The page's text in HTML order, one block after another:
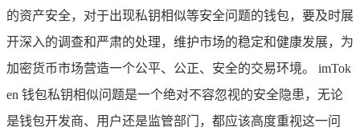
的资产安全，对于出现私钥相似等安全问题的钱包，要及时展
开深入的调查和严肃的处理，维护市场的稳定和健康发展，为
加密货币市场营造一个公平、公正、安全的交易环境。 imTok
en 钱包私钥相似问题是一个绝对不容忽视的安全隐患，无论
是钱包开发商、用户还是监管部门，都应该高度重视这一问